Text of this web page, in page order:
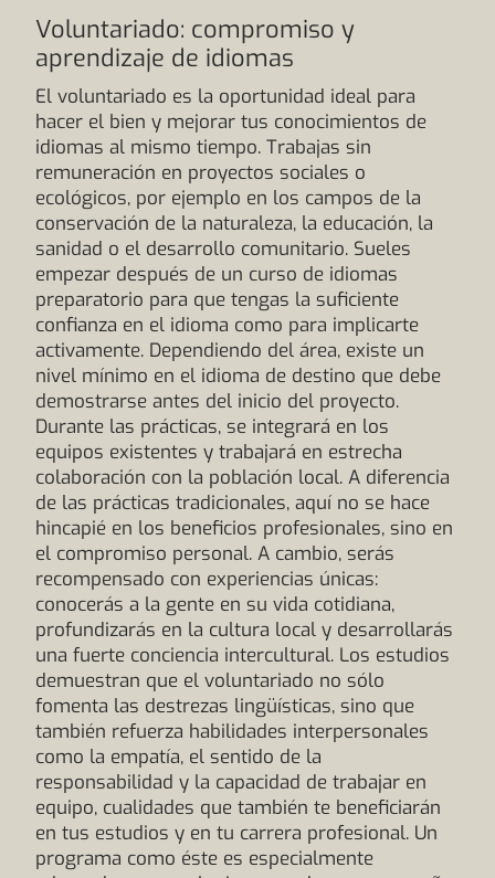
Voluntariado: compromiso y
aprendizaje de idiomas
El voluntariado es la oportunidad ideal para
hacer el bien y mejorar tus conocimientos de
idiomas al mismo tiempo. Trabajas sin
remuneración en proyectos sociales o
ecológicos, por ejemplo en los campos de la
conservación de la naturaleza, la educación, la
sanidad o el desarrollo comunitario. Sueles
empezar después de un curso de idiomas
preparatorio para que tengas la suficiente
confianza en el idioma como para implicarte
activamente. Dependiendo del área, existe un
nivel mínimo en el idioma de destino que debe
demostrarse antes del inicio del proyecto.
Durante las prácticas, se integrará en los
equipos existentes y trabajará en estrecha
colaboración con la población local. A diferencia
de las prácticas tradicionales, aquí no se hace
hincapié en los beneficios profesionales, sino en
el compromiso personal. A cambio, serás
recompensado con experiencias únicas:
conocerás a la gente en su vida cotidiana,
profundizarás en la cultura local y desarrollarás
una fuerte conciencia intercultural. Los estudios
demuestran que el voluntariado no sólo
fomenta las destrezas lingüísticas, sino que
también refuerza habilidades interpersonales
como la empatía, el sentido de la
responsabilidad y la capacidad de trabajar en
equipo, cualidades que también te beneficiarán
en tus estudios y en tu carrera profesional. Un
programa como éste es especialmente